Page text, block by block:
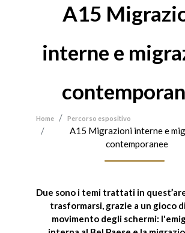
A15
interne e
Home Percorso espositivo
A15 Migrazioni interne e
contemporanee
Due sono i temi trattati in
trasformarsi, grazie a un gioco
movimento degli schermi: l'